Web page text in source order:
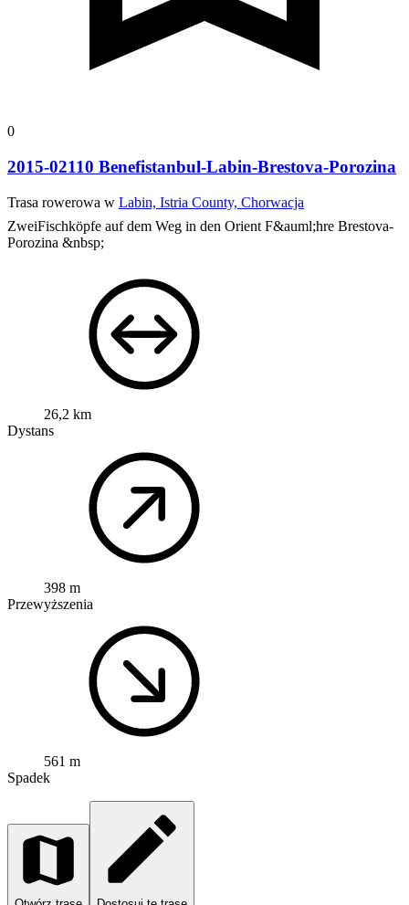
0
2015-02110 Benefistanbul-Labin-Brestova-Porozina
Trasa rowerowa w Labin, Istria County, Chorwacja
ZweiFischköpfe auf dem Weg in den Orient F&auml;hre Brestova-
Porozina &nbsp;
26,2 km
Dystans
398 m
Przewyższenia
561 m
Spadek